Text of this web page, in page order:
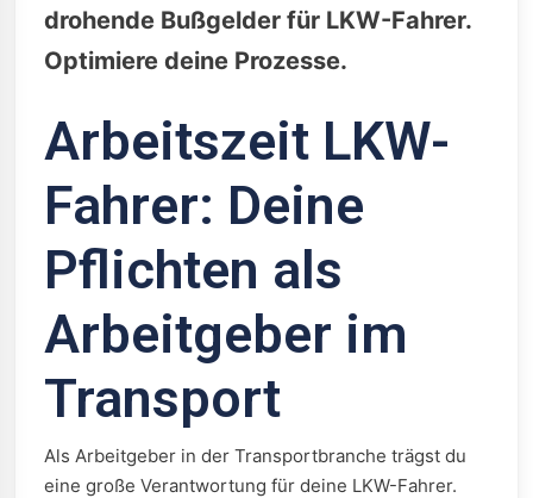
drohende Bußgelder für LKW-Fahrer.
Optimiere deine Prozesse.
Arbeitszeit LKW-
Fahrer: Deine
Pflichten als
Arbeitgeber im
Transport
Als Arbeitgeber in der Transportbranche trägst du
eine große Verantwortung für deine LKW-Fahrer.